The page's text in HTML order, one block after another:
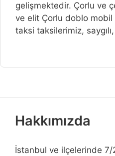
gelişmektedir. Çorlu ve
ve elit Çorlu doblo mobil
taksi taksilerimiz,
Hakkımızda
İstanbul ve ilçelerinde